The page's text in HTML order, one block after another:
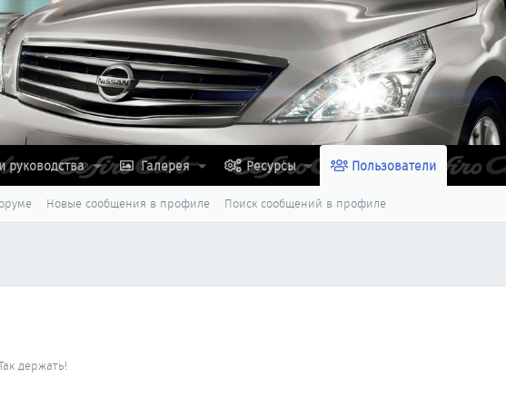
руководства Галерея Ресурсы Пользователи
Новые сообщения в профиле Поиск сообщений в профиле
держать!